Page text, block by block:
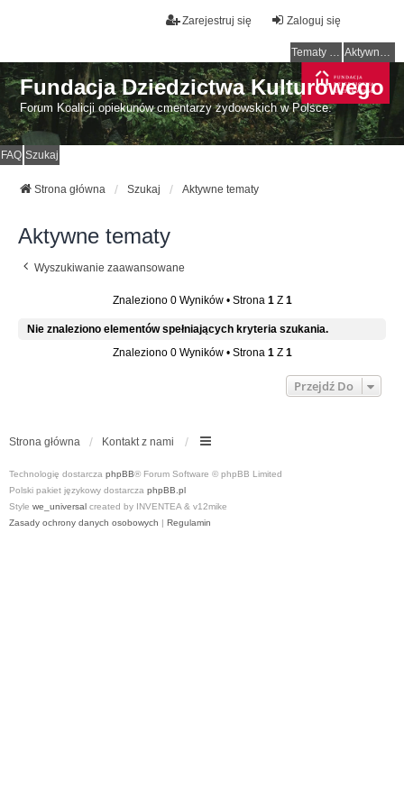
Zaloguj się
Zarejestruj się
Tematy bez odpowiedzi Aktywne tematy
Fundacja Dziedzictwa Kulturowego
Forum Koalicji opiekunów cmentarzy żydowskich w Polsce.
FAQ Szukaj
Strona główna Szukaj Aktywne tematy
Aktywne tematy
Wyszukiwanie zaawansowane
Znaleziono 0 Wyników • Strona 1Z 1
Nie znaleziono elementów spełniających kryteria szukania.
Znaleziono 0 Wyników • Strona 1Z 1
Przejdź Do
Strona główna Kontakt z nami
Technologię dostarcza phpBB® Forum Software © phpBB Limited
Polski pakiet językowy dostarcza phpBB.pl
Style we_universal created by INVENTEA & v12mike
Zasady ochrony danych osobowych | Regulamin